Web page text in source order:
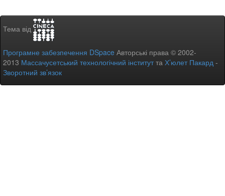
Тема від
Програмне забезпечення DSpace Авторські права © 2002-
2013 Массачусетський технологічний інститутта Х’юлет Пакард -
Зворотний зв’язок